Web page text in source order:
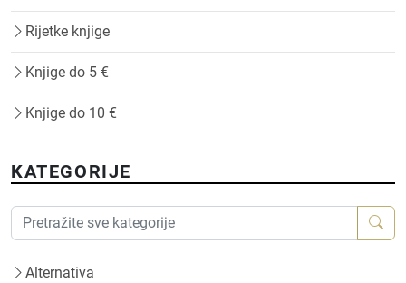
Rijetke knjige
Knjige do 5 €
Knjige do 10 €
KATEGORIJE
Alternativa